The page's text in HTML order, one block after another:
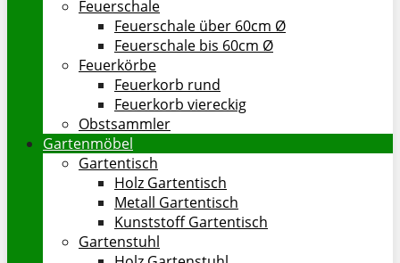
Feuerschale
Feuerschale über 60cm Ø
Feuerschale bis 60cm Ø
Feuerkörbe
Feuerkorb rund
Feuerkorb viereckig
Obstsammler
Gartenmöbel
Gartentisch
Holz Gartentisch
Metall Gartentisch
Kunststoff Gartentisch
Gartenstuhl